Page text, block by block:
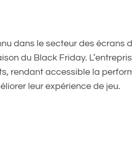
dans le secteur des écrans
du Black Friday.
rendant accessible la
leur expérience de jeu.